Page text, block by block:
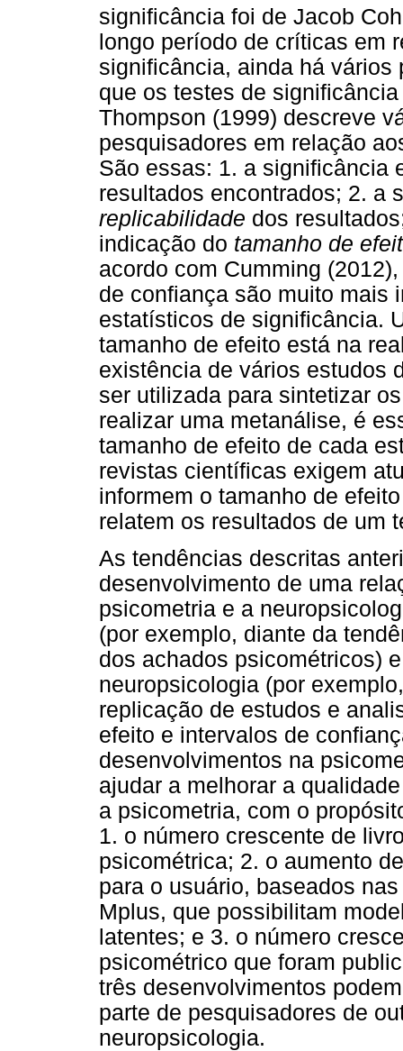
significância foi de Jacob
longo período de críticas em
significância, ainda há vários
que os testes de
Thompson (1999) descreve
pesquisadores em relação
São essas: 1. a significância
resultados encontrados; 2. a
replicabilidade dos
indicação do tamanho de
acordo com Cumming
de confiança são muito mais
estatísticos de significância.
tamanho de efeito está na
existência de vários estudos
ser utilizada para sintetizar
realizar uma metanálise, é
tamanho de efeito de cada
revistas científicas exigem
informem o tamanho de
relatem os resultados de um
As tendências descritas
desenvolvimento de uma
psicometria e a
(por exemplo, diante da
dos achados psicométricos)
neuropsicologia (por
replicação de estudos e
efeito e intervalos de
desenvolvimentos na
ajudar a melhorar a
a psicometria, com o
1. o número crescente de
psicométrica; 2. o aumento
para o usuário, baseados
Mplus, que possibilitam
latentes; e 3. o número
psicométrico que foram
três desenvolvimentos
parte de pesquisadores de
neuropsicologia.